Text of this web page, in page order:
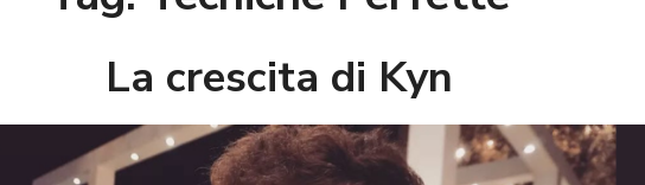
La crescita di Kyn